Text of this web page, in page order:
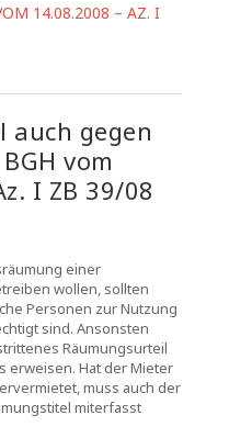
14.08.2008 – AZ. I
auch gegen
vom
I ZB 39/08
einer
wollen, sollten
Personen zur Nutzung
sind. Ansonsten
Räumungsurteil
erweisen. Hat der Mieter
muss auch der
miterfasst